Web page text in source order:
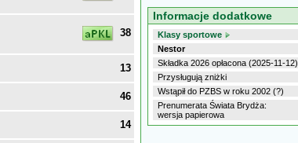
38
13
46
14
Informacje dodatkowe
Klasy sportowe
Nestor
Składka 2026 opłacona (2025-11-12)
Przysługują zniżki
Wstąpił do PZBS w roku 2002 (?)
Prenumerata Świata Brydża:
wersja papierowa